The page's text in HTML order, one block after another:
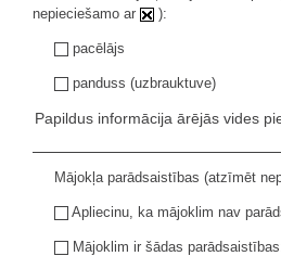
nepieciešamo ar
):
pacēlājs
panduss (uzbrauktuve)
Papildus informācija ārējās vides
Mājokļa parādsaistības (atzīmēt
Apliecinu, ka mājoklim nav
Mājoklim ir šādas